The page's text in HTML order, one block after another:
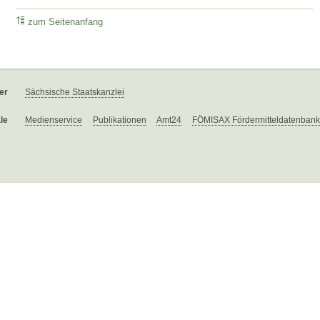
zum Seitenanfang
Sächsische Staatskanzlei
Medienservice Publikationen Amt24 FÖMISAX Fördermitteldatenbank